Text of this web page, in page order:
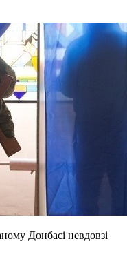
Донбасі невдовзі